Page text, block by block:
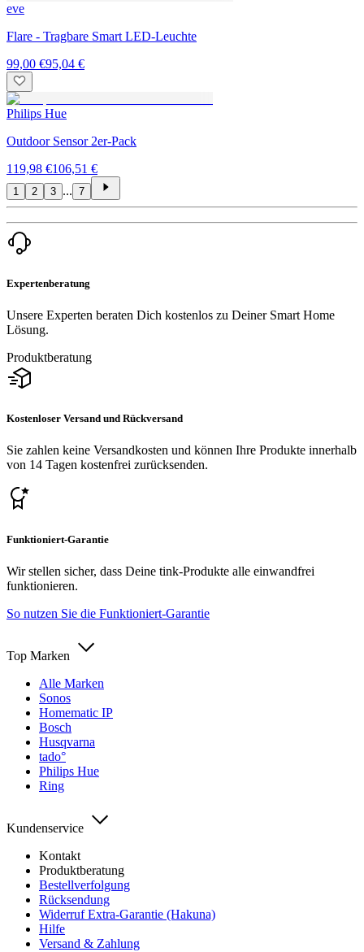
eve
Flare - Tragbare Smart LED-Leuchte
99,00 €95,04 €
Philips Hue
Outdoor Sensor 2er-Pack
119,98 €106,51 €
1 2 3 ... 7
Expertenberatung
Unsere Experten beraten Dich kostenlos zu Deiner Smart Home
Lösung.
Produktberatung
Kostenloser Versand und Rückversand
Sie zahlen keine Versandkosten und können Ihre Produkte innerhalb
von 14 Tagen kostenfrei zurücksenden.
Funktioniert-Garantie
Wir stellen sicher, dass Deine tink-Produkte alle einwandfrei
funktionieren.
So nutzen Sie die Funktioniert-Garantie
Top Marken
Alle Marken
Sonos
Homematic IP
Bosch
Husqvarna
tado°
Philips Hue
Ring
Kundenservice
Kontakt
Produktberatung
Bestellverfolgung
Rücksendung
Widerruf Extra-Garantie (Hakuna)
Hilfe
Versand & Zahlung